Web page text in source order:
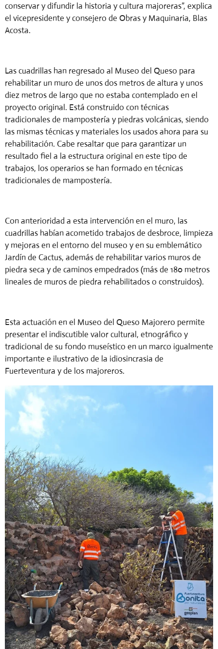
conservar y difundir la historia y cultura majoreras”, explica
el vicepresidente y consejero de Obras y Maquinaria, Blas
Acosta.
Las cuadrillas han regresado al Museo del Queso para
rehabilitar un muro de unos dos metros de altura y unos
diez metros de largo que no estaba contemplado en el
proyecto original. Está construido con técnicas
tradicionales de mampostería y piedras volcánicas, siendo
las mismas técnicas y materiales los usados ahora para su
rehabilitación. Cabe resaltar que para garantizar un
resultado fiel a la estructura original en este tipo de
trabajos, los operarios se han formado en técnicas
tradicionales de mampostería.
Con anterioridad a esta intervención en el muro, las
cuadrillas habían acometido trabajos de desbroce, limpieza
y mejoras en el entorno del museo y en su emblemático
Jardín de Cactus, además de rehabilitar varios muros de
piedra seca y de caminos empedrados (más de 180 metros
lineales de muros de piedra rehabilitados o construidos).
Esta actuación en el Museo del Queso Majorero permite
presentar el indiscutible valor cultural, etnográfico y
tradicional de su fondo museístico en un marco igualmente
importante e ilustrativo de la idiosincrasia de
Fuerteventura y de los majoreros.